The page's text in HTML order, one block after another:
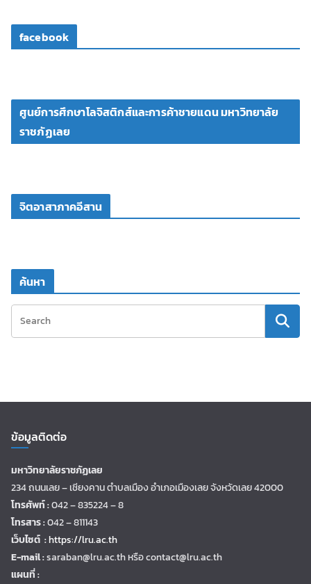
facebook
ศูนย์การศึกษาโลจิสติกส์และการค้าชายแดน มหาวิทยาลัย
ราชภัฏเลย
จิตอาสาภาคอีสาน
ค้นหา
ข้อมูลติดต่อ
มหาวิทยาลัยราชภัฏเลย
234 ถนนเลย – เชียงคาน ตำบลเมือง อำเภอเมืองเลย จังหวัดเลย 42000
โทรศัพท์ :042 – 835224 – 8
โทรสาร :042 – 811143
เว็บไซต์ :https://lru.ac.th
E-mail :saraban@lru.ac.thหรือ contact@lru.ac.th
แผนที่ :